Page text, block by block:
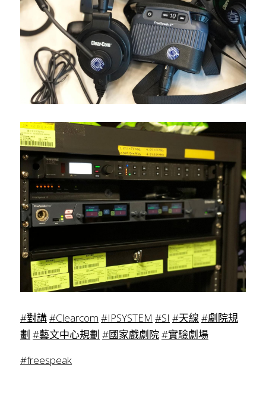
#對講#Clearcom #IPSYSTEM #SI #天線 #劇院規
劃 #藝文中心規劃 #國家戲劇院#實驗劇場
#freespeak